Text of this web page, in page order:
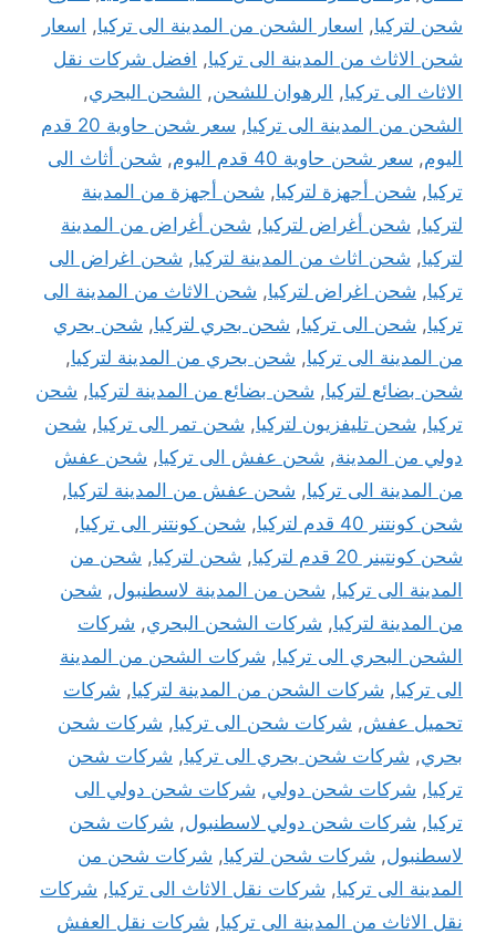
شحن لتركيا, اسعار الشحن من المدينة الى تركيا, اسعار
شحن الاثاث من المدينة الى تركيا, افضل شركات نقل
الاثاث الى تركيا, الرهوان للشحن, الشحن البحري,
الشحن من المدينة الى تركيا,
سعر شحن حاوية 20 قدم
اليوم, سعر شحن حاوية 40 قدم اليوم , شحن أثاث الى
تركيا, شحن أجهزة لتركيا, شحن أجهزة من المدينة
لتركيا, شحن أغراض لتركيا, شحن أغراض من المدينة
لتركيا, شحن اثاث من المدينة لتركيا, شحن اغراض الى
تركيا, شحن اغراض لتركيا, شحن الاثاث من المدينة الى
تركيا, شحن الى تركيا, شحن بحري لتركيا, شحن بحري
من المدينة الى تركيا, شحن بحري من المدينة لتركيا,
شحن بضائع لتركيا, شحن بضائع من المدينة لتركيا, شحن
تركيا, شحن تليفزيون لتركيا, شحن تمر الى تركيا, شحن
دولي من المدينة, شحن عفش الى تركيا, شحن عفش
من المدينة الى تركيا, شحن عفش من المدينة لتركيا,
شحن كونتنر 40 قدم لتركيا
, شحن كونتنر الى تركيا,
شحن كونتينر 20 قدم لتركيا
, شحن لتركيا, شحن من
المدينة الى تركيا, شحن من المدينة لاسطنبول, شحن
من المدينة لتركيا, شركات الشحن البحري, شركات
الشحن البحري الى تركيا, شركات الشحن من المدينة
الى تركيا, شركات الشحن من المدينة لتركيا, شركات
تحميل عفش, شركات شحن الى تركيا, شركات شحن
بحري, شركات شحن بحري الى تركيا, شركات شحن
تركيا, شركات شحن دولي, شركات شحن دولي الى
تركيا, شركات شحن دولي لاسطنبول, شركات شحن
لاسطنبول, شركات شحن لتركيا, شركات شحن من
المدينة الى تركيا, شركات نقل الاثاث الى تركيا, شركات
نقل الاثاث من المدينة الى تركيا, شركات نقل العفش